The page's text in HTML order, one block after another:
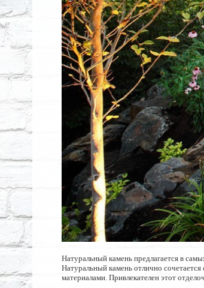
Натуральный камень предлагается в
Натуральный камень отлично
материалами. Привлекателен этот